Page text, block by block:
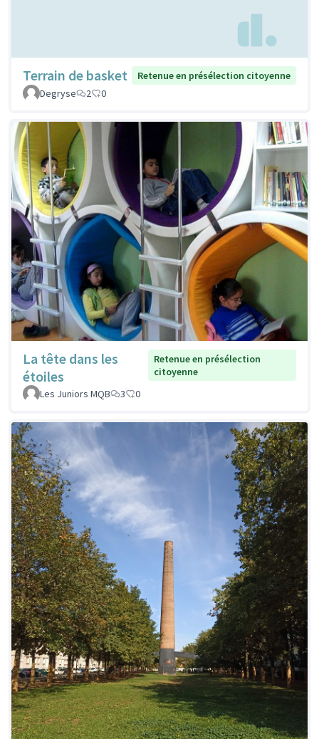
Terrain de basket
Retenue en présélection citoyenne
Degryse
2 0
La tête dans les
étoiles
Retenue en présélection
citoyenne
Les Juniors MQB
3 0